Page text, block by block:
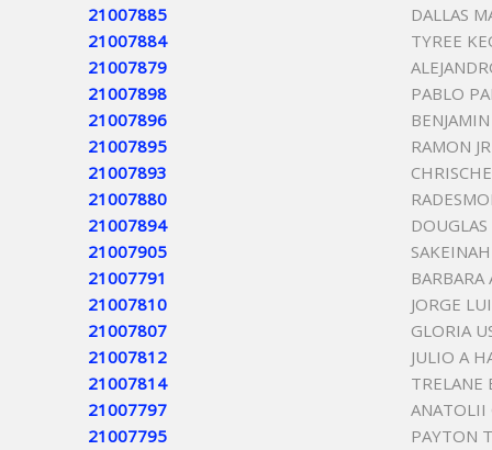
21007885
DALLAS
21007884
TYREE
21007879
21007898
PABLO
21007896
21007895
RAMON
21007893
21007880
21007894
21007905
21007791
BARBARA
21007810
JORGE
21007807
GLORIA
21007812
JULIO A
21007814
TRELANE
21007797
ANATOLII
21007795
PAYTON